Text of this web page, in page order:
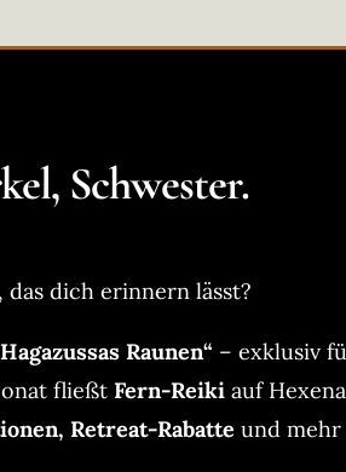
Schwester.
das dich erinnern lässt?
Raunen“ – exklusiv
fließt Fern-Reikiauf
Retreat-Rabatte und mehr